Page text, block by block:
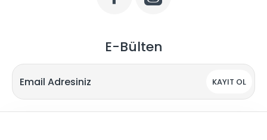
E-Bülten
KAYIT OL